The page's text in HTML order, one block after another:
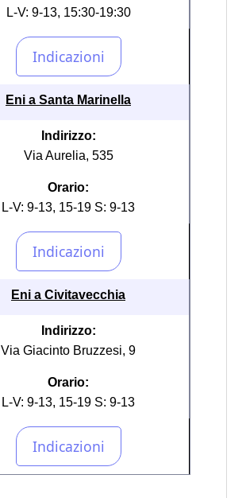
L-V: 9-13, 15:30-19:30
Eni a Santa Marinella
Indirizzo:
Via Aurelia, 535
Orario:
L-V: 9-13, 15-19 S: 9-13
Eni a Civitavecchia
Indirizzo:
Via Giacinto Bruzzesi, 9
Orario:
L-V: 9-13, 15-19 S: 9-13